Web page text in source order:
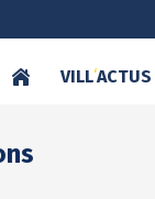
VILL‘ACTUS